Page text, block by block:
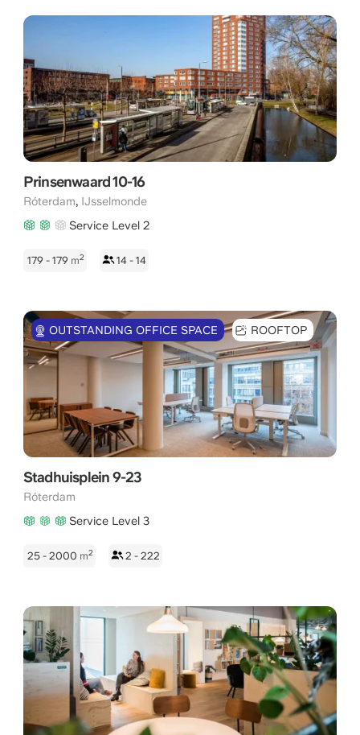
Prinsenwaard 10-16
Róterdam, IJsselmonde
Service Level 2
179 - 179 m2 14 - 14
OUTSTANDING OFFICE SPACE ROOFTOP
Stadhuisplein 9-23
Róterdam
Service Level 3
25 - 2000 m2 2 - 222